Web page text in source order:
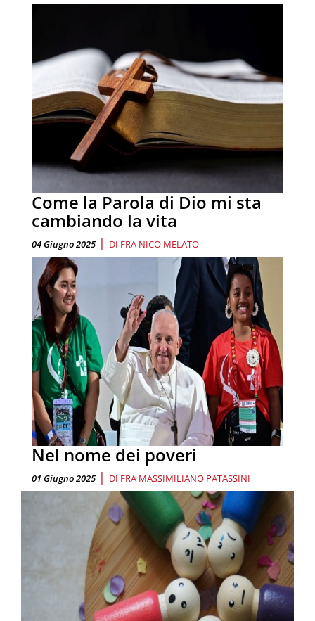
Come la Parola di Dio mi sta
cambiando la vita
04 Giugno 2025 | DI FRA NICO MELATO
Nel nome dei poveri
01 Giugno 2025 | DI FRA MASSIMILIANO PATASSINI